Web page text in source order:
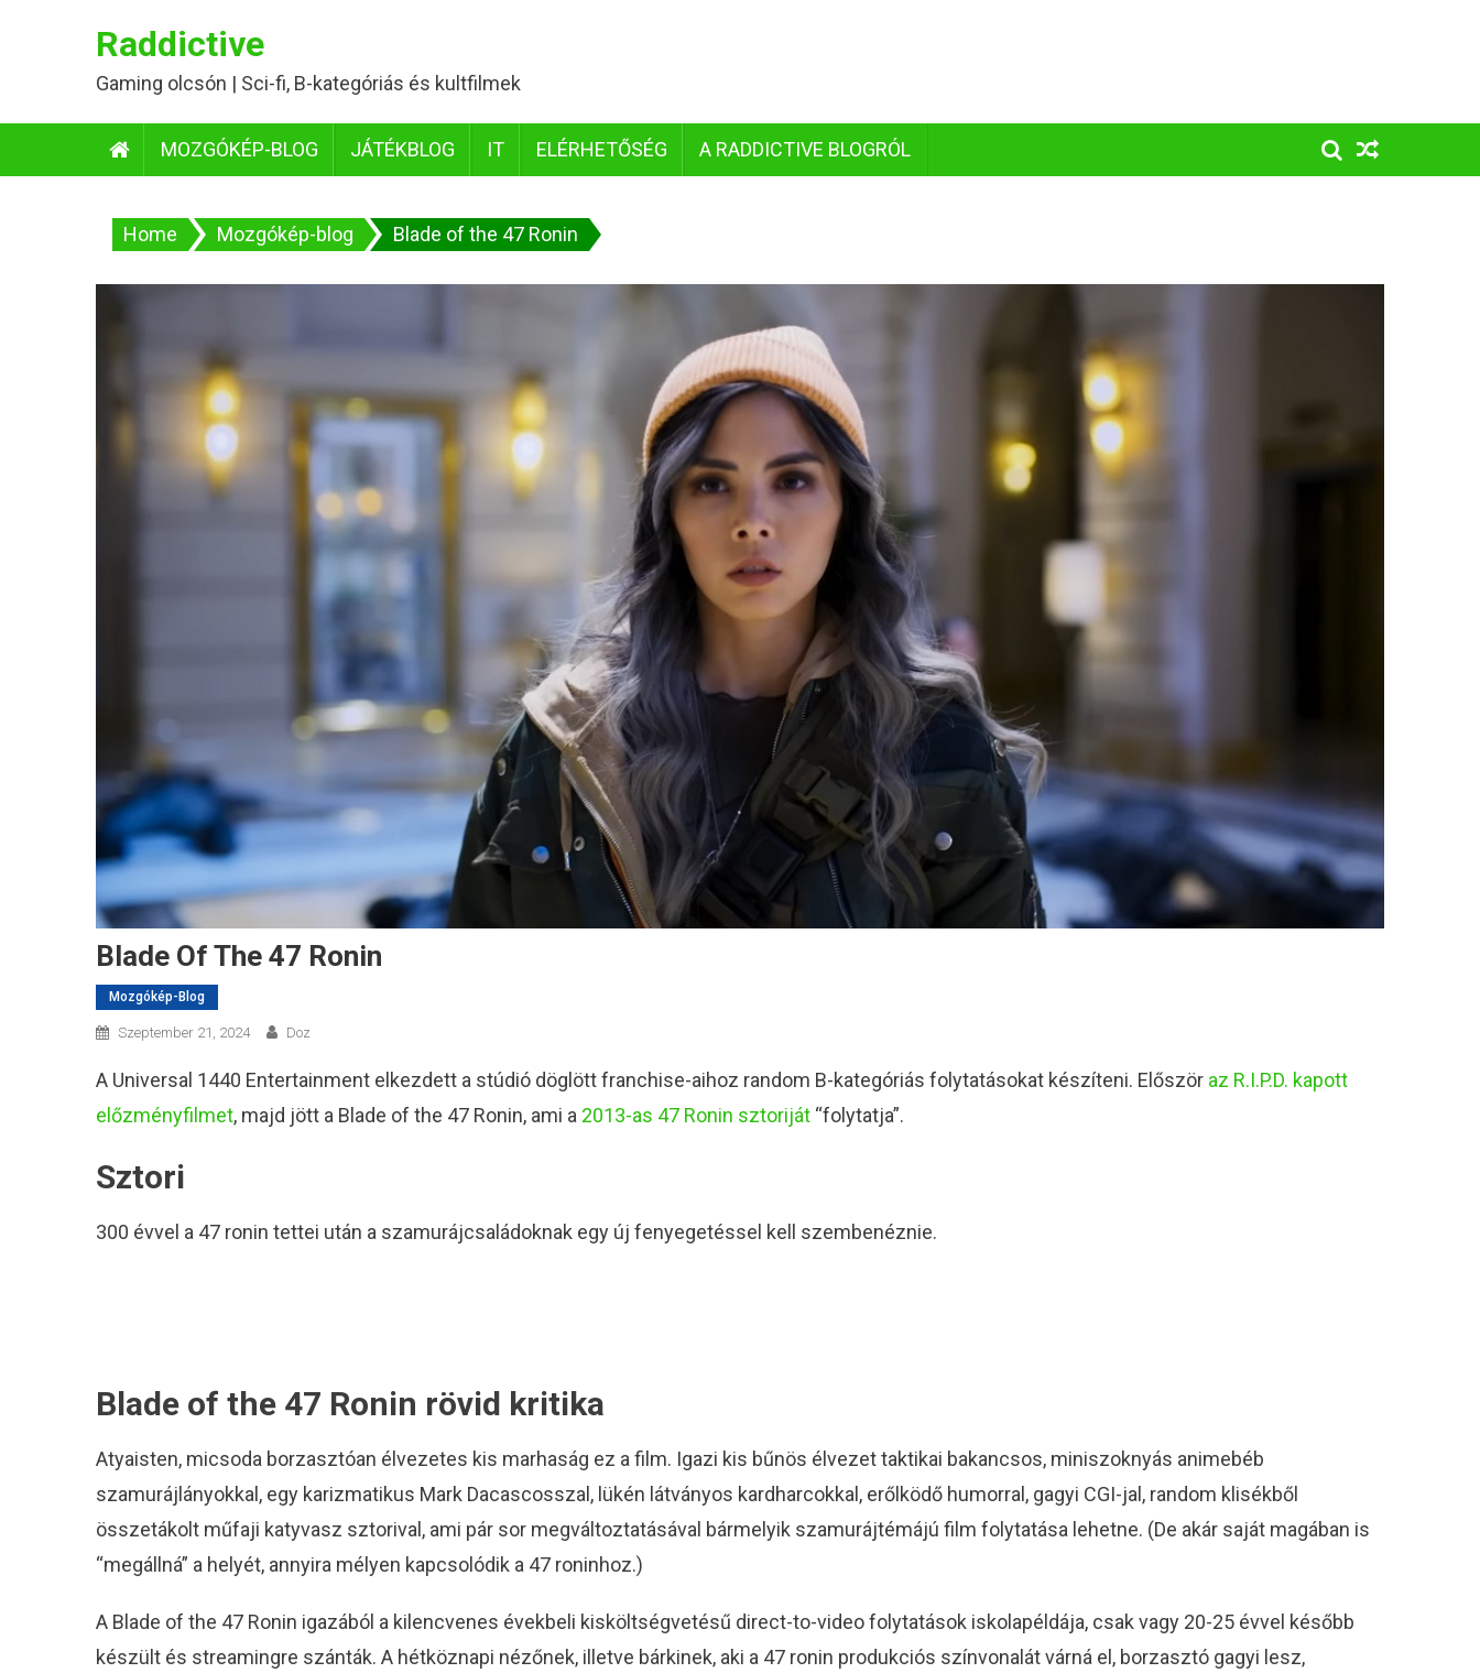
Raddictive
Gaming olcsón | Sci-fi, B-kategóriás és kultfilmek
MOZGÓKÉP-BLOG JÁTÉKBLOG IT ELÉRHETŐSÉG A RADDICTIVE BLOGRÓL
Home Mozgókép-blog Blade of the 47 Ronin
Blade Of The 47 Ronin
Mozgókép-Blog
Szeptember 21, 2024 Doz
A Universal 1440 Entertainment elkezdett a stúdió döglött franchise-aihoz random B-kategóriás folytatásokat készíteni. Először az R.I.P.D. kapott
előzményfilmet, majd jött a Blade of the 47 Ronin, ami a 2013-as 47 Ronin sztoriját “folytatja”.
Sztori
300 évvel a 47 ronin tettei után a szamurájcsaládoknak egy új fenyegetéssel kell szembenéznie.
Blade of the 47 Ronin rövid kritika
Atyaisten, micsoda borzasztóan élvezetes kis marhaság ez a film. Igazi kis bűnös élvezet taktikai bakancsos, miniszoknyás animebéb
szamurájlányokkal, egy karizmatikus Mark Dacascosszal, lükén látványos kardharcokkal, erőlködő humorral, gagyi CGI-jal, random klisékből
összetákolt műfaji katyvasz sztorival, ami pár sor megváltoztatásával bármelyik szamurájtémájú film folytatása lehetne. (De akár saját magában is
“megállná” a helyét, annyira mélyen kapcsolódik a 47 roninhoz.)
A Blade of the 47 Ronin igazából a kilencvenes évekbeli kisköltségvetésű direct-to-video folytatások iskolapéldája, csak vagy 20-25 évvel később
készült és streamingre szánták. A hétköznapi nézőnek, illetve bárkinek, aki a 47 ronin produkciós színvonalát várná el, borzasztó gagyi lesz,